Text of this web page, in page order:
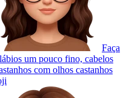
Faça
um pouco fino, cabelos
com olhos castanhos